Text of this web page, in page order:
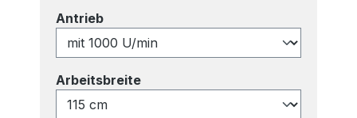
Antriebauswählen
Arbeitsbreiteauswählen